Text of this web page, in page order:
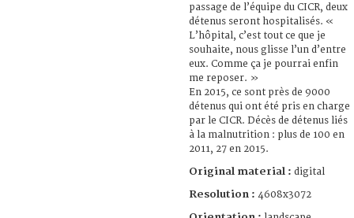
passage de l’équipe du CICR, deux
détenus seront hospitalisés. «
L’hôpital, c’est tout ce que je
souhaite, nous glisse l’un d’entre
eux. Comme ça je pourrai enfin
me reposer. »
En 2015, ce sont près de 9000
détenus qui ont été pris en charge
par le CICR. Décès de détenus liés
à la malnutrition : plus de 100 en
2011, 27 en 2015.
Original material : digital
Resolution : 4608x3072